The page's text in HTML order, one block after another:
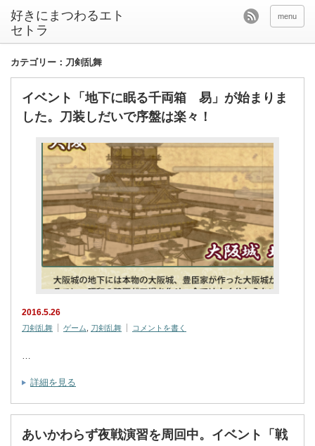
好きにまつわるエト
セトラ
menu
カテゴリー：刀剣乱舞
イベント「地下に眠る千両箱 易」が始まりま
した。刀装しだいで序盤は楽々！
2016.5.26
刀剣乱舞 ゲーム, 刀剣乱舞 コメントを書く
…
詳細を見る
あいかわらず夜戦演習を周回中。イベント「戦